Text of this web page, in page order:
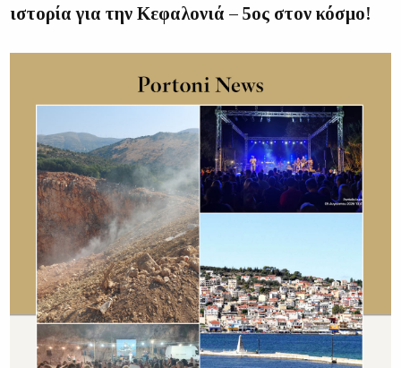
ιστορία για την Κεφαλονιά – 5ος στον κόσμο!